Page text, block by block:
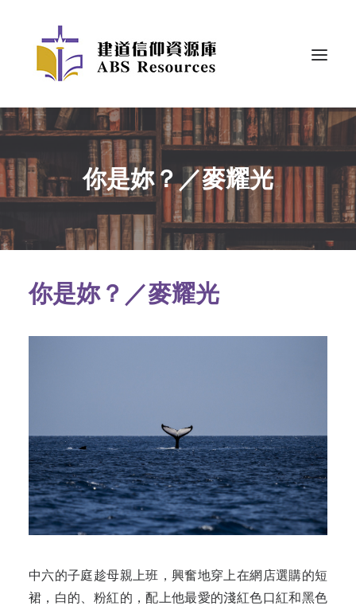
你是妳？／麥耀光
你是妳？／麥耀光
中六的子庭趁母親上班，興奮地穿上在網店選購的短
裙，白的、粉紅的，配上他最愛的淺紅色口紅和黑色